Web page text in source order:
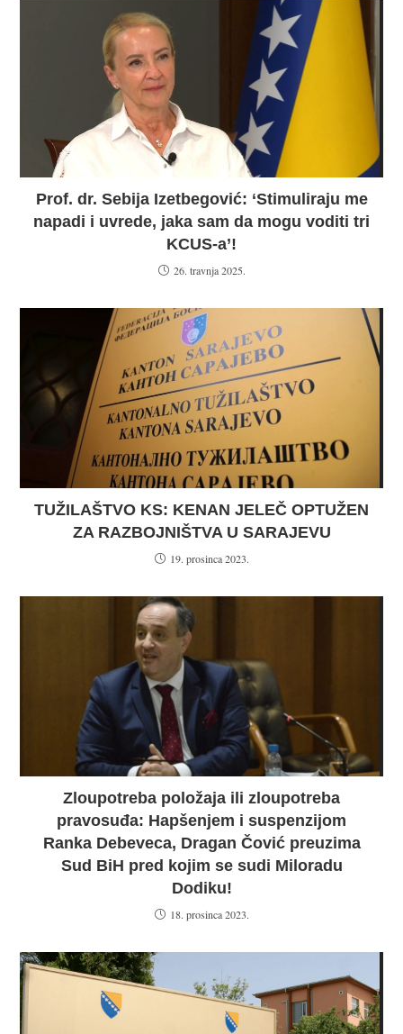
Prof. dr. Sebija Izetbegović: ‘Stimuliraju me
napadi i uvrede, jaka sam da mogu voditi tri
KCUS-a’!
26. travnja 2025.
TUŽILAŠTVO KS: KENAN JELEČ OPTUŽEN
ZA RAZBOJNIŠTVA U SARAJEVU
19. prosinca 2023.
Zloupotreba položaja ili zloupotreba
pravosuđa: Hapšenjem i suspenzijom
Ranka Debeveca, Dragan Čović preuzima
Sud BiH pred kojim se sudi Miloradu
Dodiku!
18. prosinca 2023.